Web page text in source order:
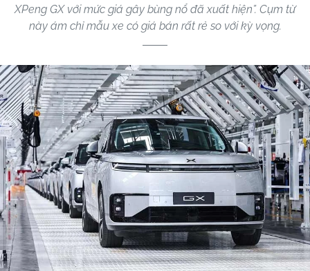
XPeng GX với mức giá gây bùng nổ đã xuất hiện”. Cụm từ
này ám chỉ mẫu xe có giá bán rất rẻ so với kỳ vọng.